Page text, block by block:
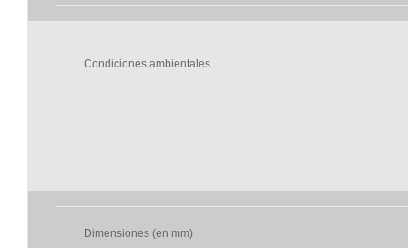
Condiciones ambientales
Dimensiones (en mm)